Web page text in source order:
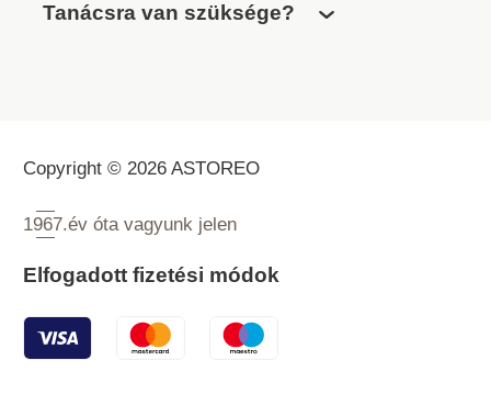
Tanácsra van szüksége?
Copyright © 2026 ASTOREO
1967.év óta vagyunk jelen
Elfogadott fizetési módok